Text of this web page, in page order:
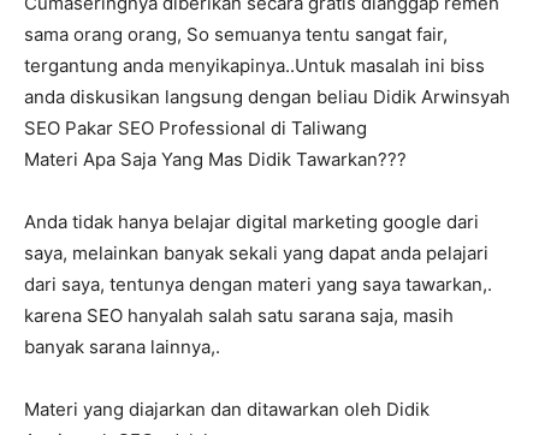
sama orang orang, So semuanya tentu sangat fair,
tergantung anda menyikapinya..Untuk masalah ini biss
anda diskusikan langsung dengan beliau Didik Arwinsyah
SEO Pakar SEO Professional di Taliwang
Materi Apa Saja Yang Mas Didik Tawarkan???
Anda tidak hanya belajar digital marketing google dari
saya, melainkan banyak sekali yang dapat anda pelajari
dari saya, tentunya dengan materi yang saya tawarkan,.
karena SEO hanyalah salah satu sarana saja, masih
banyak sarana lainnya,.
Materi yang diajarkan dan ditawarkan oleh Didik